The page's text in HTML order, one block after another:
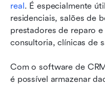
real. É especialmente
residenciais, salões de
prestadores de reparo
consultoria, clínicas de
Com o software de
é possível armazenar